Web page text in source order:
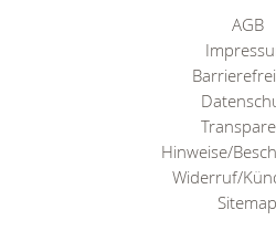
AGB
Hinweise/
Widerruf/
Sitemap